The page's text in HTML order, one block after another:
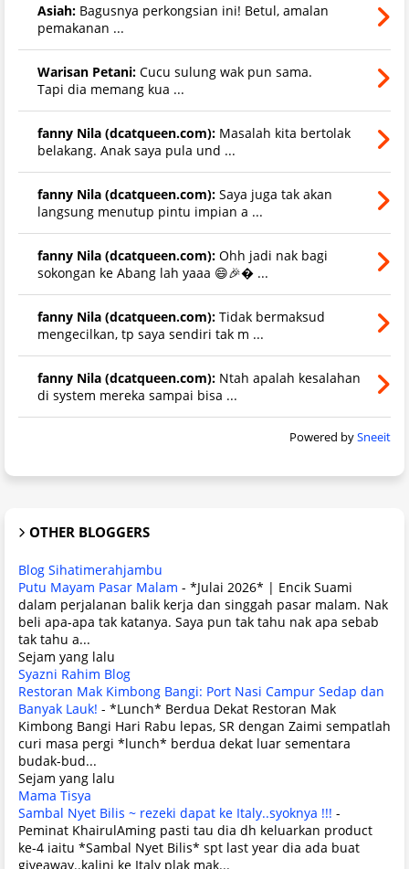
Asiah: Bagusnya perkongsian ini! Betul, amalan
pemakanan ...
Warisan Petani: Cucu sulung wak pun sama.
Tapi dia memang kua ...
fanny Nila (dcatqueen.com): Masalah kita bertolak
belakang. Anak saya pula und ...
fanny Nila (dcatqueen.com): Saya juga tak akan
langsung menutup pintu impian a ...
fanny Nila (dcatqueen.com): Ohh jadi nak bagi
sokongan ke Abang lah yaaa 😄🎉 ...
fanny Nila (dcatqueen.com): Tidak bermaksud
mengecilkan, tp saya sendiri tak m ...
fanny Nila (dcatqueen.com): Ntah apalah kesalahan
di system mereka sampai bisa ...
Powered bySneeit
OTHER BLOGGERS
Blog Sihatimerahjambu
Putu Mayam Pasar Malam - *Julai 2026* | Encik Suami
dalam perjalanan balik kerja dan singgah pasar malam. Nak
beli apa-apa tak katanya. Saya pun tak tahu nak apa sebab
tak tahu a...
Sejam yang lalu
Syazni Rahim Blog
Restoran Mak Kimbong Bangi: Port Nasi Campur Sedap dan
Banyak Lauk! - *Lunch* Berdua Dekat Restoran Mak
Kimbong Bangi Hari Rabu lepas, SR dengan Zaimi sempatlah
curi masa pergi *lunch* berdua dekat luar sementara
budak-bud...
Sejam yang lalu
Mama Tisya
Sambal Nyet Bilis ~ rezeki dapat ke Italy..syoknya !!! -
Peminat KhairulAming pasti tau dia dh keluarkan product
ke-4 iaitu *Sambal Nyet Bilis* spt last year dia ada buat
giveaway..kalini ke Italy plak mak...